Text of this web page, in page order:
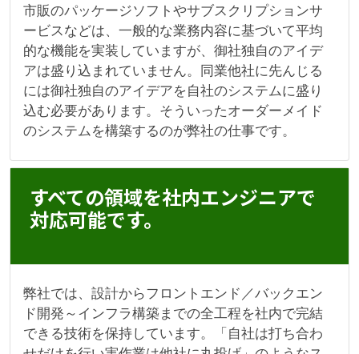
市販のパッケージソフトやサブスクリプションサ
ービスなどは、一般的な業務内容に基づいて平均
的な機能を実装していますが、御社独自のアイデ
アは盛り込まれていません。同業他社に先んじる
には御社独自のアイデアを自社のシステムに盛り
込む必要があります。そういったオーダーメイド
のシステムを構築するのが弊社の仕事です。
すべての領域を社内エンジニアで
対応可能です。
弊社では、設計からフロントエンド／バックエン
ド開発～インフラ構築までの全工程を社内で完結
できる技術を保持しています。「自社は打ち合わ